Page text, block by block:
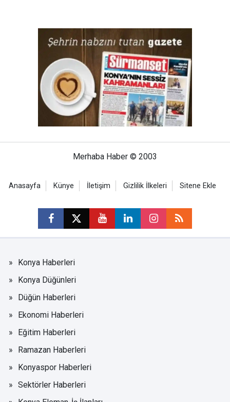
Merhaba Haber © 2003
Anasayfa Künye İletişim Gizlilik İlkeleri Sitene Ekle
Konya Haberleri
Konya Düğünleri
Düğün Haberleri
Ekonomi Haberleri
Eğitim Haberleri
Ramazan Haberleri
Konyaspor Haberleri
Sektörler Haberleri